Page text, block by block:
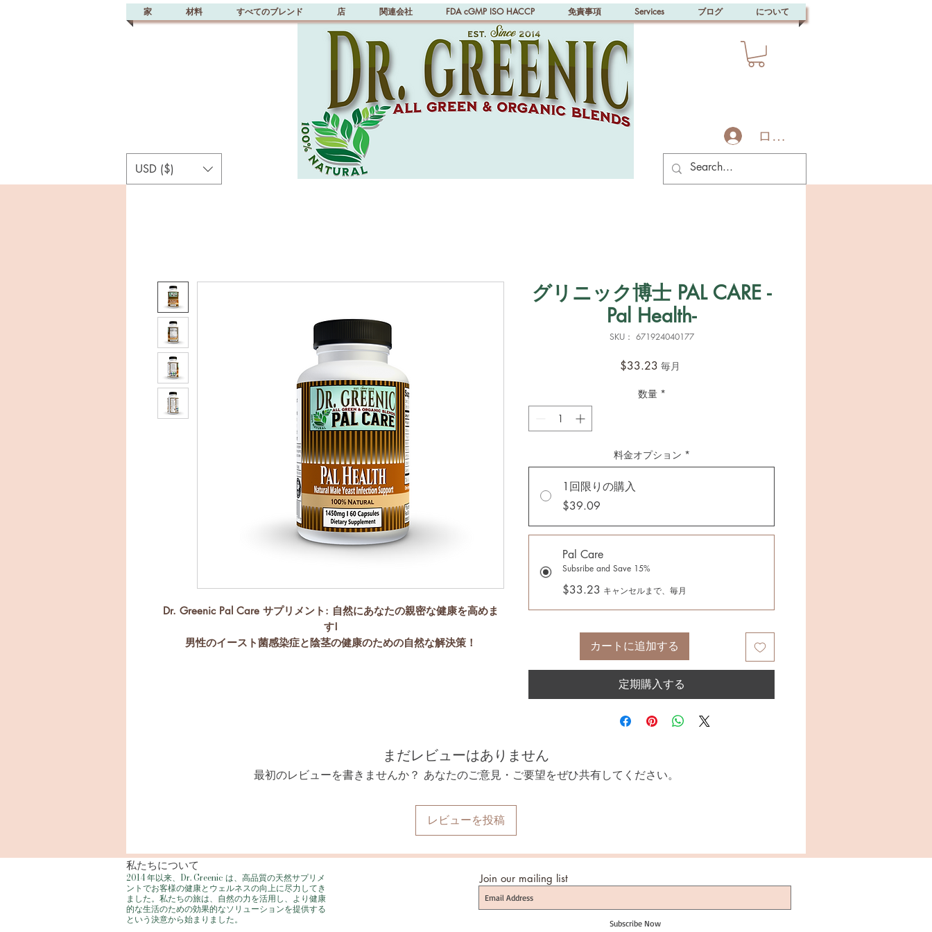
家 材料 すべてのブレンド 店 関連会社 FDA cGMP ISO HACCP 免責事項 Services ブログ について
USD ($)
ログイン
Dr. Greenic Pal Care サプリメント: 自然にあなたの親密な健康を高めま
す!
男性のイースト菌感染症と陰茎の健康のための自然な解決策！
エキスと必須栄養素で作られています。
清潔で健康的な環境を維持し、感染のリスクを軽減し
不快感や刺激を自然に緩和します。
体の自然治癒プロセスをサポートし、回復を早めます。
Dr. Greenic Pal Care サプリメントで自信と快適さを手に入れましょう。
FDA ガイドラインに従って製造されています。新しいサプリメント療法を
開始する前に、必ず医療提供者にご相談ください。
グリニック博士 PAL CARE -
Pal Health-
SKU： 671924040177
$33.23価
毎月
数量 *
料金オプション *
1回限りの購入
$39.09
Pal Care
Subsribe and Save 15%
$33.23 キャンセルまで、毎月
カートに追加する
定期購入する
まだレビューはありません
最初のレビューを書きませんか？ あなたのご意見・ご要望をぜひ共有してください。
レビューを投稿
私たちについて
2014 年以来、Dr. Greenic は、高品質の天然サプリメ
ントでお客様の健康とウェルネスの向上に尽力してき
ました。私たちの旅は、自然の力を活用し、より健康
的な生活のための効果的なソリューションを提供する
という決意から始まりました。
Join our mailing list
Subscribe Now